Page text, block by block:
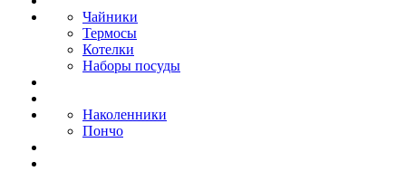
Чайники
Термосы
Котелки
Наборы посуды
Наколенники
Пончо